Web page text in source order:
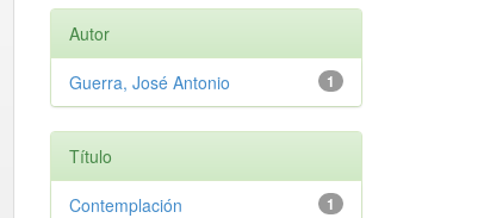
Autor
1
Guerra, José Antonio
Título
1
Contemplación